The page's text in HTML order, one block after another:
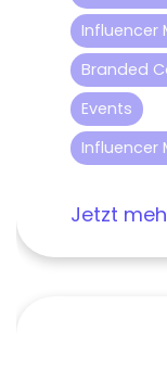
Influencer
Branded
Events
Influencer
Jetzt